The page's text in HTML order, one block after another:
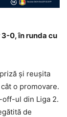
0, în runda cu
și reușita
o promovare.
ul din Liga 2.
de